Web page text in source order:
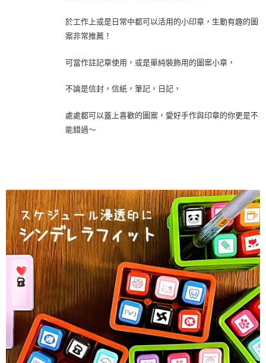
於工作上或是日常中都可以活用的小印章，生動有趣的圖
案非常推薦！
可當作註記章使用，或是單純裝飾用的圖案小章，
不論是信封，信紙，筆記，日記，
處處都可以蓋上喜歡的圖案，愛好手作與印章的你更是不
能錯過～